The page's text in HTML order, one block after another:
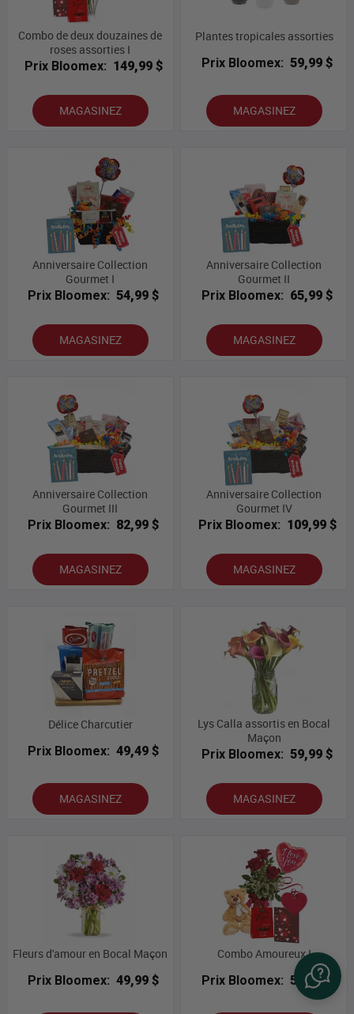
Combo de deux douzaines de
roses assorties I
Prix Bloomex: 149,99 $
MAGASINEZ
Plantes tropicales assorties
Prix Bloomex: 59,99 $
MAGASINEZ
Anniversaire Collection
Gourmet I
Prix Bloomex: 54,99 $
MAGASINEZ
Anniversaire Collection
Gourmet II
Prix Bloomex: 65,99 $
MAGASINEZ
Anniversaire Collection
Gourmet III
Prix Bloomex: 82,99 $
MAGASINEZ
Anniversaire Collection
Gourmet IV
Prix Bloomex: 109,99 $
MAGASINEZ
Délice Charcutier
Prix Bloomex: 49,49 $
MAGASINEZ
Lys Calla assortis en Bocal
Maçon
Prix Bloomex: 59,99 $
MAGASINEZ
Fleurs d'amour en Bocal Maçon
Prix Bloomex: 49,99 $
Combo Amoureux I
Prix Bloomex: 59,99 $